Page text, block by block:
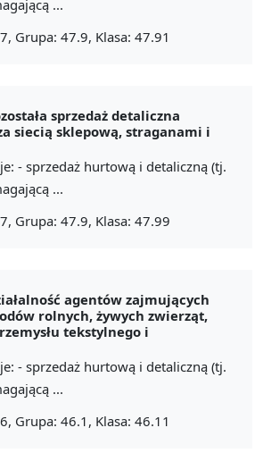
...
Grupa: 47.9, Klasa: 47.91
sprzedaż detaliczna
siecią sklepową, straganami i
- sprzedaż hurtową i detaliczną (tj.
...
Grupa: 47.9, Klasa: 47.99
agentów zajmujących
rolnych, żywych zwierząt,
tekstylnego i
- sprzedaż hurtową i detaliczną (tj.
...
Grupa: 46.1, Klasa: 46.11